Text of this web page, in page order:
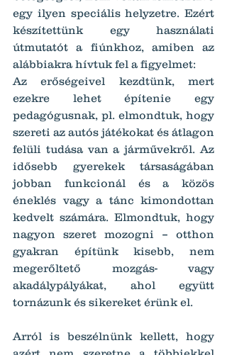
egy ilyen speciális helyzetre. Ezért
készítettünk egy használati
útmutatót a fiúnkhoz, amiben az
alábbiakra hívtuk fel a figyelmet:
Az erőségeivel kezdtünk, mert
ezekre lehet építenie egy
pedagógusnak, pl. elmondtuk, hogy
szereti az autós játékokat és átlagon
felüli tudása van a járművekről. Az
idősebb gyerekek társaságában
jobban funkcionál és a közös
éneklés vagy a tánc kimondottan
kedvelt számára. Elmondtuk, hogy
nagyon szeret mozogni – otthon
gyakran építünk kisebb, nem
megerőltető mozgás- vagy
akadálypályákat, ahol együtt
tornázunk és sikereket érünk el.
Arról is beszélnünk kellett, hogy